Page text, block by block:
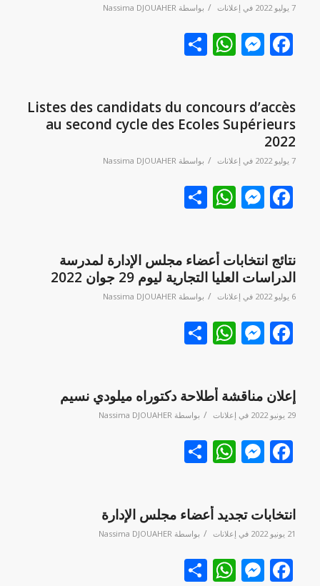
7 يوليو 2022 في إعلانات / بواسطة Nassima DJOUAHER
Facebook
Messenger
WhatsApp
نشر
Listes des candidats du concours d’accès
au second cycle des Ecoles Supérieurs
2022
7 يوليو 2022 في إعلانات / بواسطة Nassima DJOUAHER
Facebook
Messenger
WhatsApp
نشر
نتائج انتخابات أعضاء مجلس الإدارة لمدرسة
الدراسات العليا التجارية ليوم 29 جوان 2022
6 يوليو 2022 في إعلانات / بواسطة Nassima DJOUAHER
Facebook
Messenger
WhatsApp
نشر
إعلان مناقشة أطلاحة دكتوراه ميلودي نسيم
29 يونيو 2022 في إعلانات / بواسطة Nassima DJOUAHER
Facebook
Messenger
WhatsApp
نشر
انتخابات تجديد أعضاء مجلس الإدارة
21 يونيو 2022 في إعلانات / بواسطة Nassima DJOUAHER
Facebook
Messenger
WhatsApp
نشر